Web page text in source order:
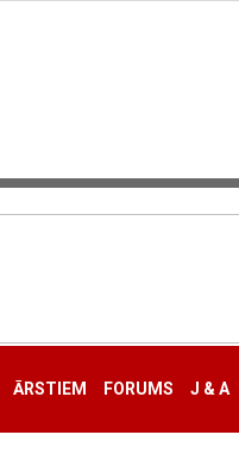
ĀRSTIEM FORUMS J & A